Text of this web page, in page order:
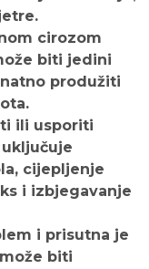
cirozom
biti jedini
produžiti
ili usporiti
cijepljenje
i izbjegavanje
i prisutna je
biti